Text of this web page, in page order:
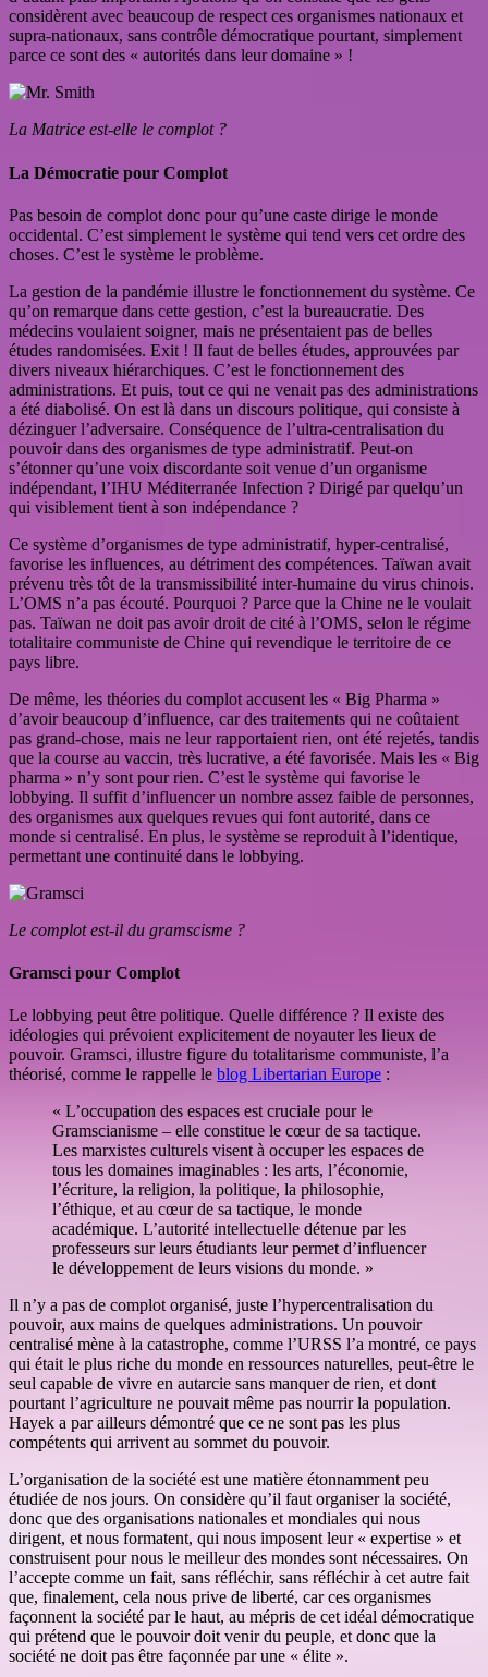
considèrent avec beaucoup de respect ces organismes nationaux et
supra-nationaux, sans contrôle démocratique pourtant, simplement
parce ce sont des « autorités dans leur domaine » !
La Matrice est-elle le complot ?
La Démocratie pour Complot
Pas besoin de complot donc pour qu’une caste dirige le monde
occidental. C’est simplement le système qui tend vers cet ordre des
choses. C’est le système le problème.
La gestion de la pandémie illustre le fonctionnement du système. Ce
qu’on remarque dans cette gestion, c’est la bureaucratie. Des
médecins voulaient soigner, mais ne présentaient pas de belles
études randomisées. Exit ! Il faut de belles études, approuvées par
divers niveaux hiérarchiques. C’est le fonctionnement des
administrations. Et puis, tout ce qui ne venait pas des administrations
a été diabolisé. On est là dans un discours politique, qui consiste à
dézinguer l’adversaire. Conséquence de l’ultra-centralisation du
pouvoir dans des organismes de type administratif. Peut-on
s’étonner qu’une voix discordante soit venue d’un organisme
indépendant, l’IHU Méditerranée Infection ? Dirigé par quelqu’un
qui visiblement tient à son indépendance ?
Ce système d’organismes de type administratif, hyper-centralisé,
favorise les influences, au détriment des compétences. Taïwan avait
prévenu très tôt de la transmissibilité inter-humaine du virus chinois.
L’OMS n’a pas écouté. Pourquoi ? Parce que la Chine ne le voulait
pas. Taïwan ne doit pas avoir droit de cité à l’OMS, selon le régime
totalitaire communiste de Chine qui revendique le territoire de ce
pays libre.
De même, les théories du complot accusent les « Big Pharma »
d’avoir beaucoup d’influence, car des traitements qui ne coûtaient
pas grand-chose, mais ne leur rapportaient rien, ont été rejetés, tandis
que la course au vaccin, très lucrative, a été favorisée. Mais les « Big
pharma » n’y sont pour rien. C’est le système qui favorise le
lobbying. Il suffit d’influencer un nombre assez faible de personnes,
des organismes aux quelques revues qui font autorité, dans ce
monde si centralisé. En plus, le système se reproduit à l’identique,
permettant une continuité dans le lobbying.
Le complot est-il du gramscisme ?
Gramsci pour Complot
Le lobbying peut être politique. Quelle différence ? Il existe des
idéologies qui prévoient explicitement de noyauter les lieux de
pouvoir. Gramsci, illustre figure du totalitarisme communiste, l’a
théorisé, comme le rappelle le blog Libertarian Europe :
« L’occupation des espaces est cruciale pour le
Gramscianisme – elle constitue le cœur de sa tactique.
Les marxistes culturels visent à occuper les espaces de
tous les domaines imaginables : les arts, l’économie,
l’écriture, la religion, la politique, la philosophie,
l’éthique, et au cœur de sa tactique, le monde
académique. L’autorité intellectuelle détenue par les
professeurs sur leurs étudiants leur permet d’influencer
le développement de leurs visions du monde. »
Il n’y a pas de complot organisé, juste l’hypercentralisation du
pouvoir, aux mains de quelques administrations. Un pouvoir
centralisé mène à la catastrophe, comme l’URSS l’a montré, ce pays
qui était le plus riche du monde en ressources naturelles, peut-être le
seul capable de vivre en autarcie sans manquer de rien, et dont
pourtant l’agriculture ne pouvait même pas nourrir la population.
Hayek a par ailleurs démontré que ce ne sont pas les plus
compétents qui arrivent au sommet du pouvoir.
L’organisation de la société est une matière étonnamment peu
étudiée de nos jours. On considère qu’il faut organiser la société,
donc que des organisations nationales et mondiales qui nous
dirigent, et nous formatent, qui nous imposent leur « expertise » et
construisent pour nous le meilleur des mondes sont nécessaires. On
l’accepte comme un fait, sans réfléchir, sans réfléchir à cet autre fait
que, finalement, cela nous prive de liberté, car ces organismes
façonnent la société par le haut, au mépris de cet idéal démocratique
qui prétend que le pouvoir doit venir du peuple, et donc que la
société ne doit pas être façonnée par une « élite ».